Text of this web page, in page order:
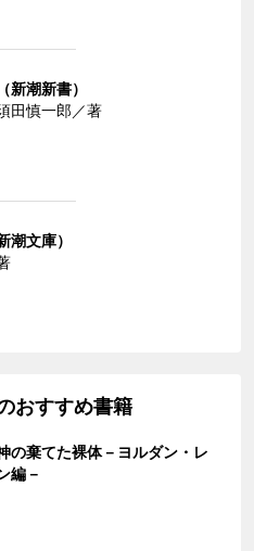
新潮新書）
田慎一郎／著
潮文庫）
おすすめ書籍
棄てた裸体－ヨルダン・レ
編－